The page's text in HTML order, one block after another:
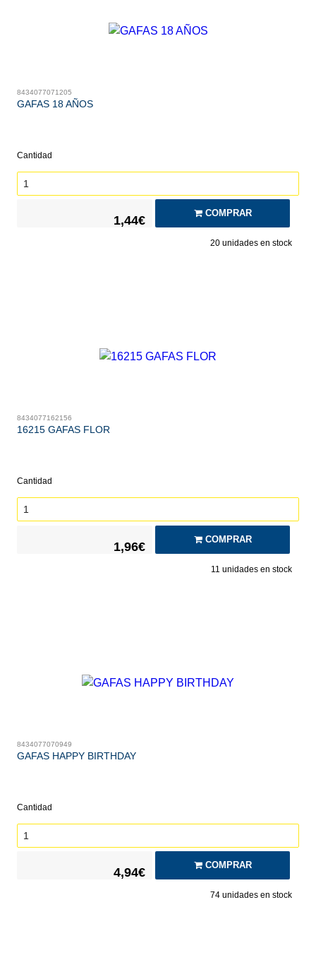
8434077071205
GAFAS 18 AÑOS
Cantidad
1,44€
COMPRAR
20unidades en stock
8434077162156
16215 GAFAS FLOR
Cantidad
1,96€
COMPRAR
11 unidades en stock
8434077070949
GAFAS HAPPY BIRTHDAY
Cantidad
4,94€
COMPRAR
74unidades en stock